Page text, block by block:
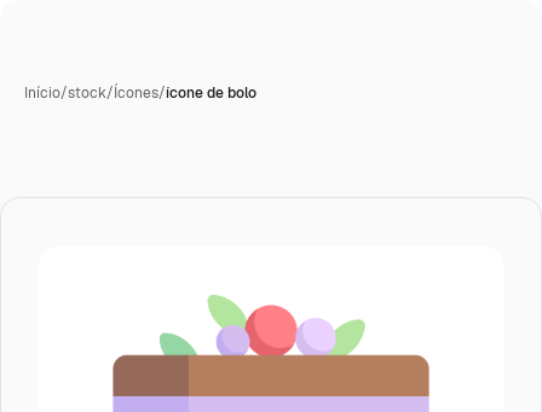
Início/stock/Ícones/ícone de bolo